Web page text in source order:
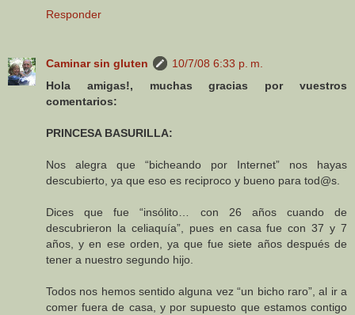
Responder
Caminar sin gluten
10/7/08 6:33 p. m.
Hola amigas!, muchas gracias por vuestros
comentarios:
PRINCESA BASURILLA:
Nos alegra que “bicheando por Internet” nos hayas
descubierto, ya que eso es reciproco y bueno para tod@s.
Dices que fue “insólito… con 26 años cuando de
descubrieron la celiaquía”, pues en casa fue con 37 y 7
años, y en ese orden, ya que fue siete años después de
tener a nuestro segundo hijo.
Todos nos hemos sentido alguna vez “un bicho raro”, al ir a
comer fuera de casa, y por supuesto que estamos contigo